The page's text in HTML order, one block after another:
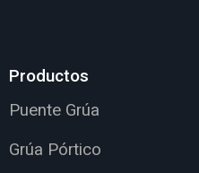
Productos
Puente Grúa
Grúa Pórtico